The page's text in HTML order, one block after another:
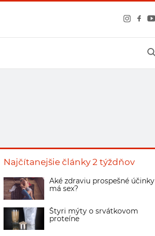
Najčítanejšie články 2 týždňov
Aké zdraviu prospešné účinky
má sex?
Štyri mýty o srvátkovom
proteíne